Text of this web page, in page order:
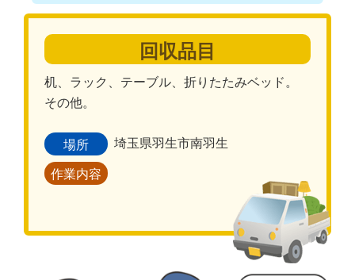
回収品目
机、ラック、テーブル、折りたたみベッド。
その他。
場所 埼玉県羽生市南羽生
作業内容